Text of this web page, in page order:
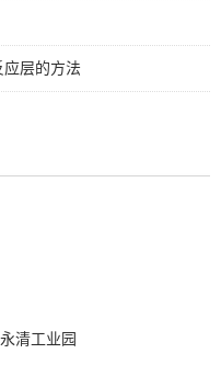
应层的方法
清工业园